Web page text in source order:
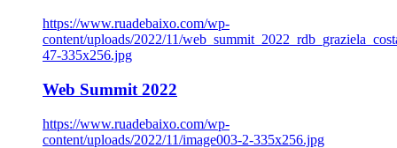
https://www.ruadebaixo.com/wp-
content/uploads/2022/11/
47-335x256.jpg
Web Summit 2022
https://www.ruadebaixo.com/wp-
content/uploads/2022/11/image003-2-335x256.jpg